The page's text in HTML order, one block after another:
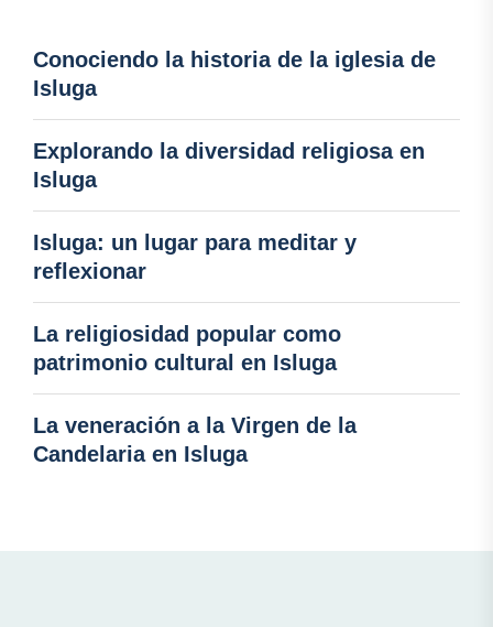
Conociendo la historia de la iglesia de
Isluga
Explorando la diversidad religiosa en
Isluga
Isluga: un lugar para meditar y
reflexionar
La religiosidad popular como
patrimonio cultural en Isluga
La veneración a la Virgen de la
Candelaria en Isluga